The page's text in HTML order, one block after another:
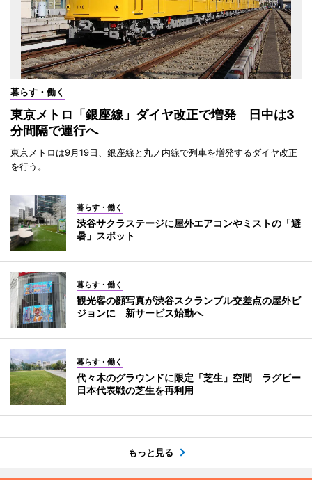
暮らす・働く
東京メトロ「銀座線」ダイヤ改正で増発 日中は3
分間隔で運行へ
東京メトロは9月19日、銀座線と丸ノ内線で列車を増発するダイヤ改正
を行う。
暮らす・働く
渋谷サクラステージに屋外エアコンやミストの「避
暑」スポット
暮らす・働く
観光客の顔写真が渋谷スクランブル交差点の屋外ビ
ジョンに 新サービス始動へ
暮らす・働く
代々木のグラウンドに限定「芝生」空間 ラグビー
日本代表戦の芝生を再利用
もっと見る